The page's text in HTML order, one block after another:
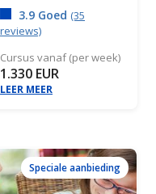
3.9 Goed (35
reviews)
Cursus vanaf (per week)
1.330 EUR
LEER MEER
Speciale aanbieding